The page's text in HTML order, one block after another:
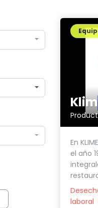
En
el año
laboral